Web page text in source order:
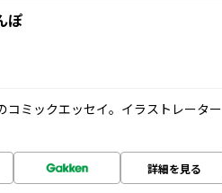
ぽ
コミックエッセイ。イラストレーター
詳細を見る